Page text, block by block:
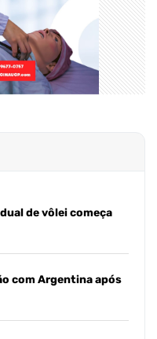
de vôlei começa
com Argentina após